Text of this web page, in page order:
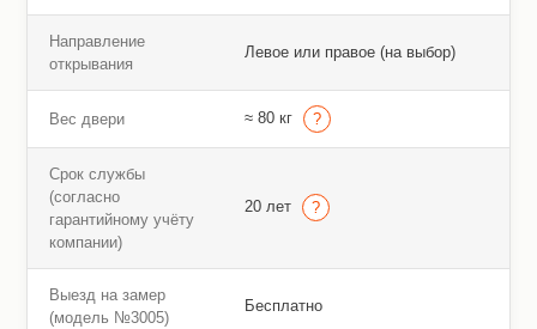
Направление
открывания
Левое или правое (на выбор)
Вес двери ≈ 80 кг
Срок службы
(согласно
гарантийному учёту
компании)
20 лет
Выезд на замер
(модель №3005)
Бесплатно